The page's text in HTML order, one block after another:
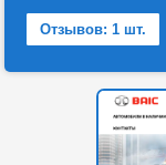
Отзывов: 1 шт.